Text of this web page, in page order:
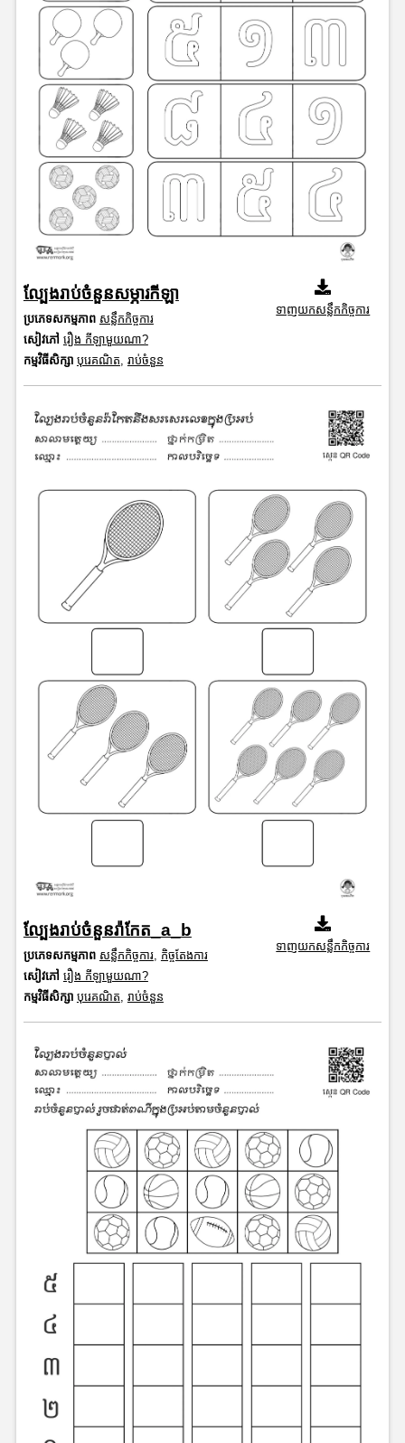
ល្បែងរាប់ចំនួនសម្ភារកីឡា
ប្រភេទសកម្មភាព សន្លឹកកិច្ចការ
សៀវភៅ រឿង កីឡាមួយណា?
កម្មវិធីសិក្សា បុរេគណិត រាប់ចំនួន
ទាញយកសន្លឹកកិច្ចការ
ល្បែងរាប់ចំនួនរ៉ាកែត_a_b
ប្រភេទសកម្មភាព សន្លឹកកិច្ចការ, កិច្ចតែងការ
សៀវភៅ រឿង កីឡាមួយណា?
កម្មវិធីសិក្សា បុរេគណិត, រាប់ចំនួន
ទាញយកសន្លឹកកិច្ចការ